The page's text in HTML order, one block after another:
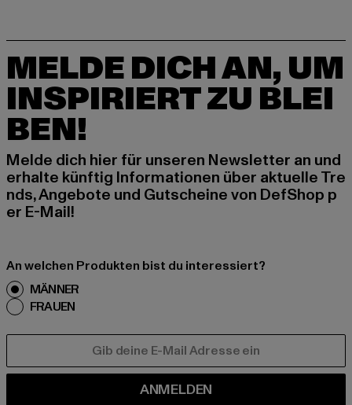
MELDE DICH AN, UM
INSPIRIERT ZU BLEI
BEN!
Melde dich hier für unseren Newsletter an und
erhalte künftig Informationen über aktuelle Tre
nds, Angebote und Gutscheine von DefShop p
er E-Mail!
An welchen Produkten bist du interessiert?
MÄNNER
FRAUEN
ANMELDEN